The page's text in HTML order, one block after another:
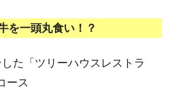
を一頭丸食い！？
た「ツリーハウスレストラ
ース